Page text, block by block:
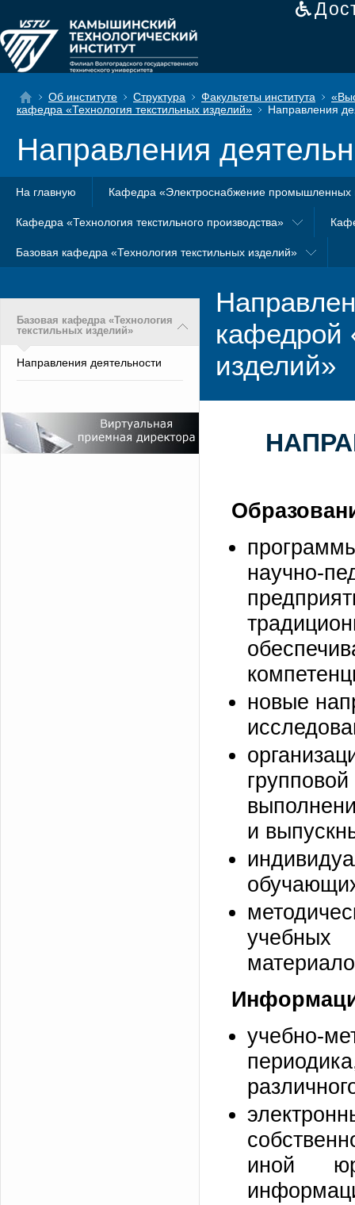
Об институте Структура Факультеты института
кафедра «Технология текстильных изделий»
Направления
Направления
На главную Кафедра «Электроснабжение промышленных
Кафедра «Технология текстильного производства»
Базовая кафедра «Технология текстильных изделий»
Базовая кафедра «Технология
текстильных изделий»
Направления деятельности
кафедрой
изделий»
научно-
новые
и
учебно-
иной